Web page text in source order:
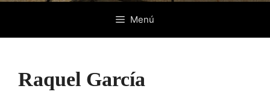
Menú
Raquel García